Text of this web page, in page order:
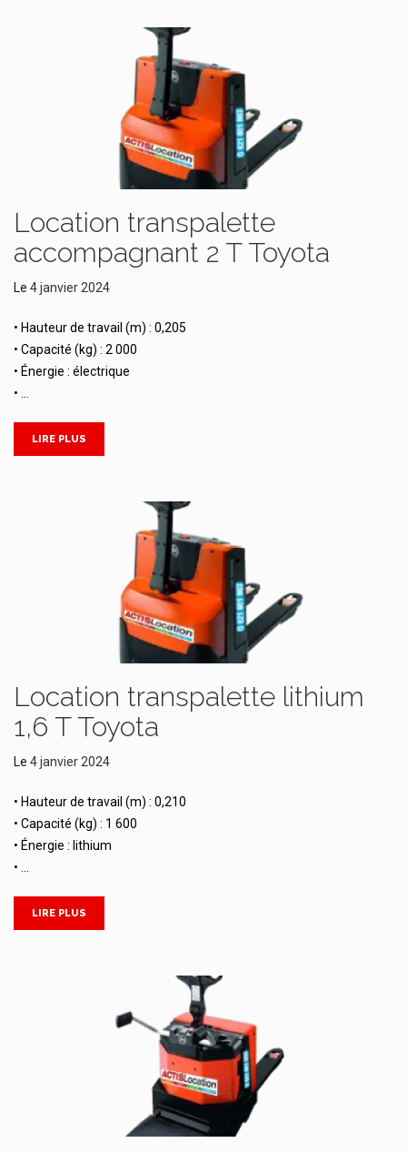
Location transpalette
accompagnant 2 T Toyota
Le 4 janvier 2024
• Hauteur de travail (m) : 0,205
• Capacité (kg) : 2 000
• Énergie : électrique
• …
LIRE PLUS
Location transpalette lithium
1,6 T Toyota
Le 4 janvier 2024
• Hauteur de travail (m) : 0,210
• Capacité (kg) : 1 600
• Énergie : lithium
• …
LIRE PLUS